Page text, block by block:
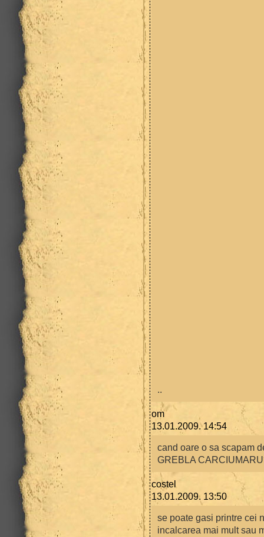
..
om
13.01.2009. 14:54
cand oare o sa scapam
GREBLA
costel
13.01.2009. 13:50
se poate gasi printre cei
incalcarea mai mult sau